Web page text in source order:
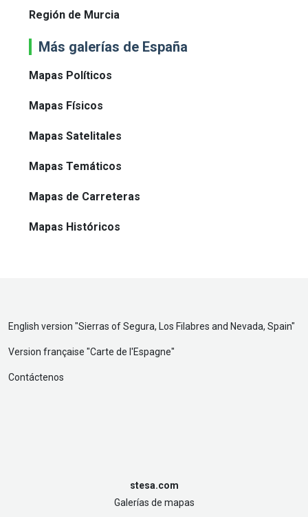
Región de Murcia
Más galerías de España
Mapas Políticos
Mapas Físicos
Mapas Satelitales
Mapas Temáticos
Mapas de Carreteras
Mapas Históricos
English version "Sierras of Segura, Los Filabres and Nevada, Spain"
Version française "Carte de l'Espagne"
Contáctenos
stesa.com
Galerías de mapas